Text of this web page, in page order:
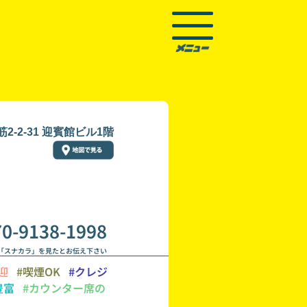
2-2-31 迎賓館ビル1階
9138-1998
スナカラ」を見たとお伝え下さい
#喫煙OK #クレジ
#カウンター席の